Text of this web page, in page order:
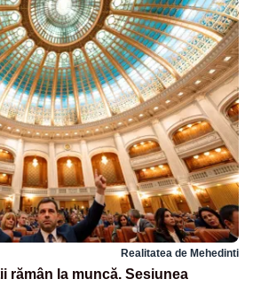
Realitatea de Mehedinti
rămân la muncă. Sesiunea